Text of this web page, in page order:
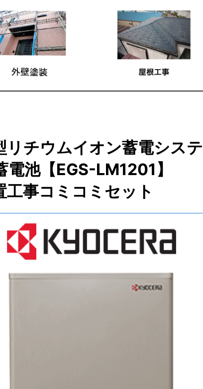
リチウムイオン蓄電シス
池【EGS-LM1201】
工事コミコミセット